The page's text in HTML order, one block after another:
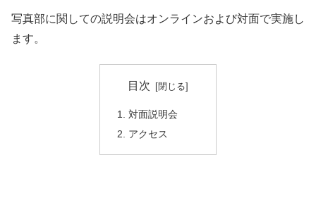
写真部に関しての説明会はオンラインおよび対面で実施し
ます。
目次
対面説明会
アクセス